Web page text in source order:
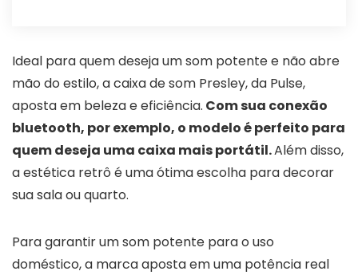
Ideal para quem deseja um som potente e não abre
mão do estilo, a caixa de som Presley, da Pulse,
aposta em beleza e eficiência. Com sua conexão
bluetooth, por exemplo, o modelo é perfeito para
quem deseja uma caixa mais portátil.Além disso,
a estética retrô é uma ótima escolha para decorar
sua sala ou quarto.
Para garantir um som potente para o uso
doméstico, a marca aposta em uma potência real